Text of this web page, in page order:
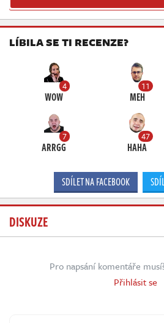
LÍBILA SE TI RECENZE?
4
WOW
11
MEH
7
ARRGG
47
HAHA
SDÍLET NA FACEBOOK
DISKUZE
Pro napsání komentáře
Přihlásit se